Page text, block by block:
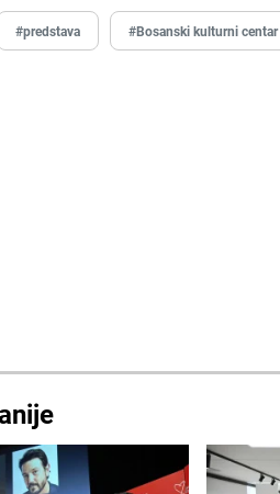
#predstava #Bosanski kulturni centar